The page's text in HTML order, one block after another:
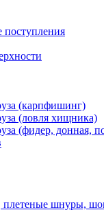
(карпфишинг)
(ловля хищника)
(фидер, донная,
плетеные шнуры,